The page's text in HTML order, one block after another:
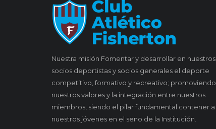
Nuestra misión Fomentar y desarrollar en nuestros
socios deportistas y socios generales el deporte
competitivo, formativo y recreativo; promoviendo
nuestros valores y la integración entre nuestros
miembros, siendo el pilar fundamental contener a
nuestros jóvenes en el seno de la Institución.